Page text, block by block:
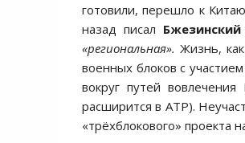
готовили, перешло к
назад писал
«региональная». Жизнь,
военных блоков с
вокруг путей
расширится в АТР).
«трёхблокового» проекта